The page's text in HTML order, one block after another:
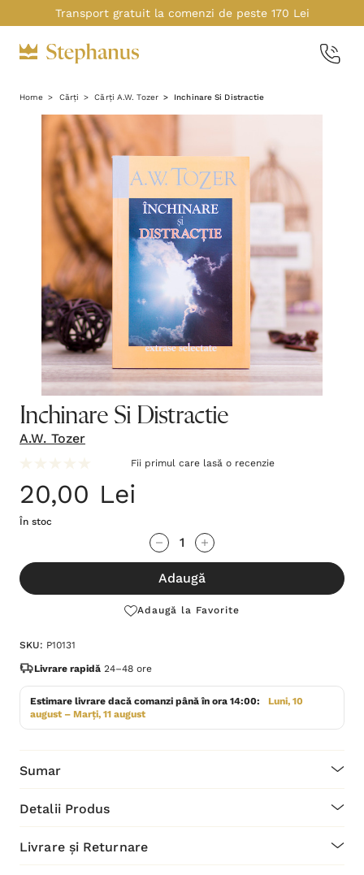
Transport gratuit la comenzi de peste 170 Lei
Home Cărți Cărți A.W. Tozer Inchinare Si Distractie
Inchinare Si Distractie
A.W. Tozer
Fii primul care lasă o recenzie
20,00 Lei
În stoc
te!
Stocul
Adaugă
Adaugă la Favorite
SKU: P10131
Livrare rapidă 24–48 ore
Estimare livrare dacă comanzi până în ora 14:00:
Luni, 10
august – Marți, 11 august
Sumar
Detalii Produs
Livrare și Returnare